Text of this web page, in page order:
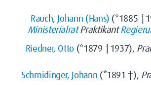
Rauch, Johann (Hans) (*1885
Ministerialrat Praktikant
Riedner, Otto (*1879 †1937),
Schmidinger, Johann (*1891 †),